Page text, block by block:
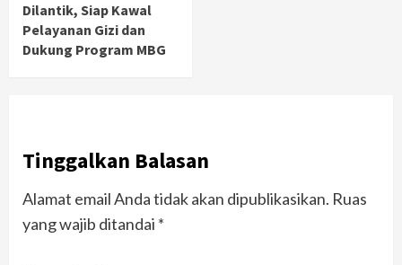
Dilantik, Siap Kawal
Pelayanan Gizi dan
Dukung Program MBG
Tinggalkan Balasan
Alamat email Anda tidak akan dipublikasikan. Ruas
yang wajib ditandai *